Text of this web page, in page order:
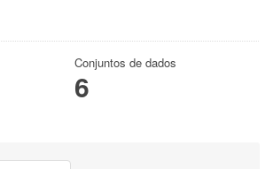
Conjuntos de dados
6